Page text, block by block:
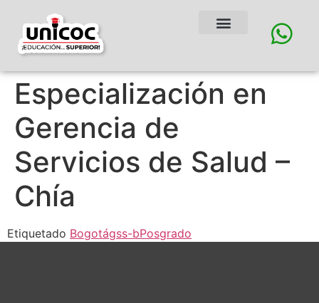
Especialización en
Gerencia de
Servicios de Salud –
Chía
Etiquetado Bogotágss-bPosgrado